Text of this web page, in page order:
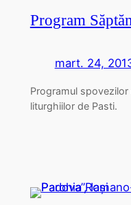
Program
mart. 24,
Programul
liturghiilor de Pasti.